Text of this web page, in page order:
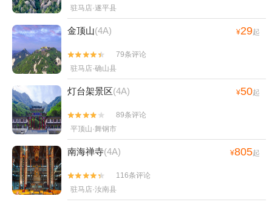
驻马店·遂平县
金顶山(4A) ¥29起


79条评论
驻马店·确山县
灯台架景区(4A) ¥50起


89条评论
平顶山·舞钢市
南海禅寺(4A) ¥805起


116条评论
驻马店·汝南县